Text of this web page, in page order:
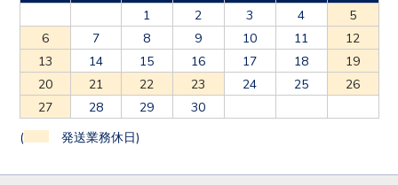
1
2 3 4
5
6
7 8 9 10 11
12
13
14 15 16 17 18
19
20
21 22 23 24 25
26
27
28 29 30
( 発送業務休日)